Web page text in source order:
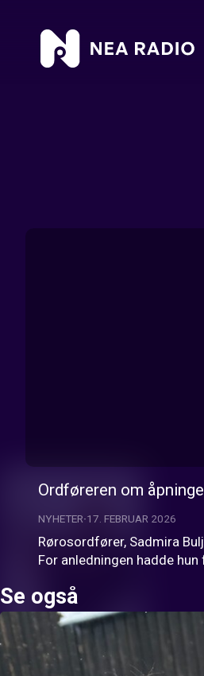
Ordføreren om
NYHETER 17. FEBRUAR 2026
Rørosordfører, Sadmira
For anledningen hadde
Se også